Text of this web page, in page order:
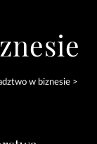
w biznesie>